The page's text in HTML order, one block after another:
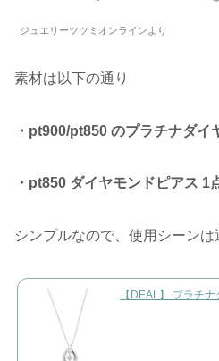
ジュエリーツツミオンラインより
素材は以下の通り
・pt900/pt850 のプラチナダ
・pt850 ダイヤモンドピアス 1
シンプルなので、使用シーンは
【DEAL】 プラチ